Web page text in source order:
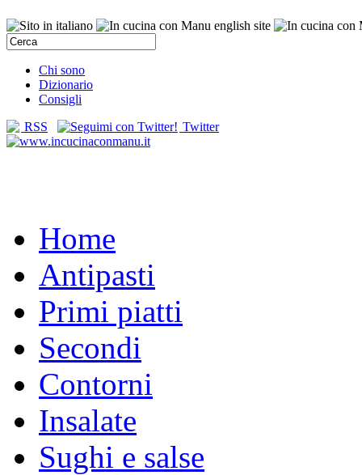
Chi sono
Dizionario
Consigli
RSS
Twitter
Home
Antipasti
Primi piatti
Secondi
Contorni
Insalate
Sughi e salse